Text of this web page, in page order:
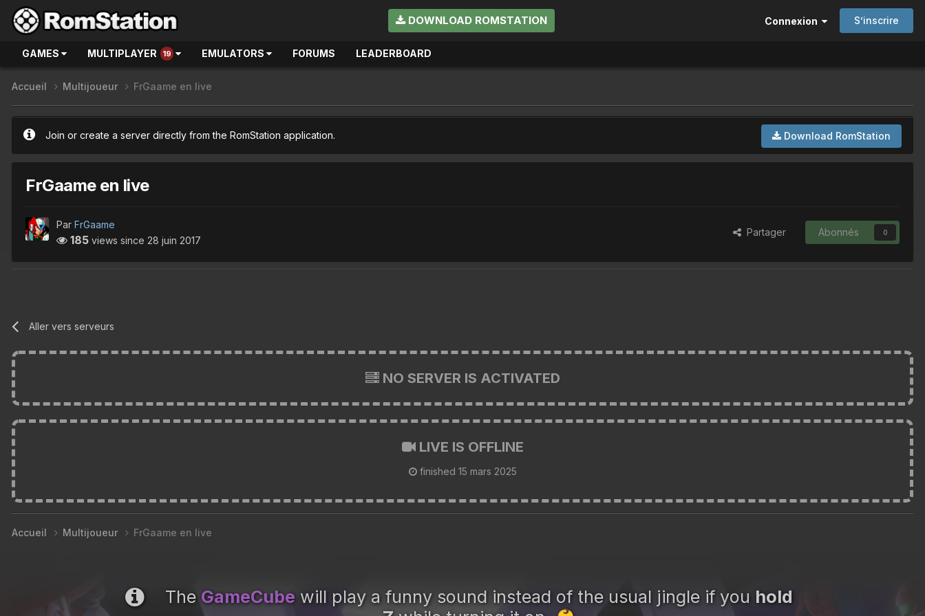
DOWNLOAD ROMSTATION Connexion S’inscrire
GAMES MULTIPLAYER 19 EMULATORS FORUMS LEADERBOARD
Accueil Multijoueur FrGaame en live
Download RomStation
Join or create a server directly from the RomStation application.
FrGaame en live
Par FrGaame
185 views since 28 juin 2017
Partager Abonnés 0
Aller vers serveurs
NO SERVER IS ACTIVATED
LIVE IS OFFLINE
finished 15 mars 2025
Accueil Multijoueur FrGaame en live
The GameCube will play a funny sound instead of the usual jingle if you hold